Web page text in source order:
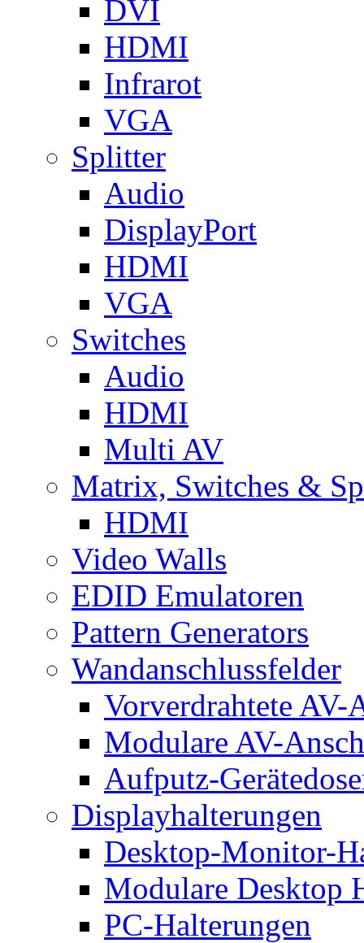
DVI
HDMI
Infrarot
VGA
Splitter
Audio
DisplayPort
HDMI
VGA
Switches
Audio
HDMI
Multi AV
Matrix, Switches &
HDMI
Video Walls
EDID Emulatoren
Pattern Generators
Wandanschlussfelder
Vorverdrahtete AV-
Modulare AV-
Aufputz-
Displayhalterungen
Desktop-Monitor-
Modulare Desktop
PC-Halterungen